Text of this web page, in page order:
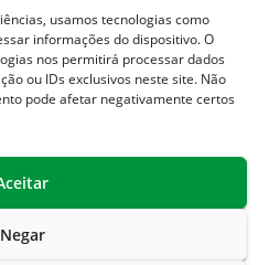
usamos tecnologias como
informações do dispositivo. O
nos permitirá processar dados
ou IDs exclusivos neste site. Não
pode afetar negativamente certos
Negar
TikTokYoutube
E-
mail
internacionalmente da We